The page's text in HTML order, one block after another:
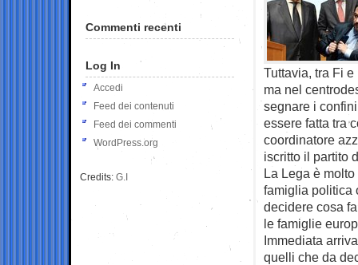
Tuttavia, tra Fi
ma nel
segnare i
essere fatta tra
coordinatore
iscritto il partito
La Lega è
famiglia politica
decidere cosa
le famiglie
Immediata
quelli che da
Commenti recenti
Log In
Accedi
Feed dei contenuti
Feed dei commenti
WordPress.org
Credits: G.I